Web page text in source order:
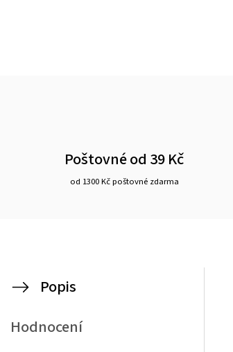
Poštovné od 39 Kč
od 1300 Kč poštovné zdarma
Popis
Hodnocení